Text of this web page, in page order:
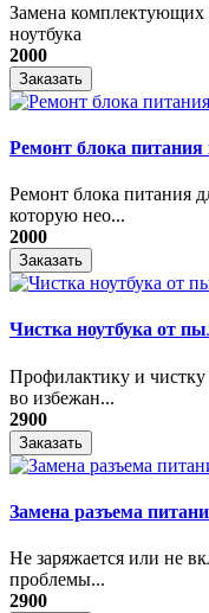
Замена комплектующих
ноутбука
2000
Заказать
Ремонт блока питания
​Ремонт блока питания
которую нео...
2000
Заказать
Чистка ноутбука от
Профилактику и чистку
во избежан...
2900
Заказать
Замена разъема
Не заряжается или не
проблемы...
2900